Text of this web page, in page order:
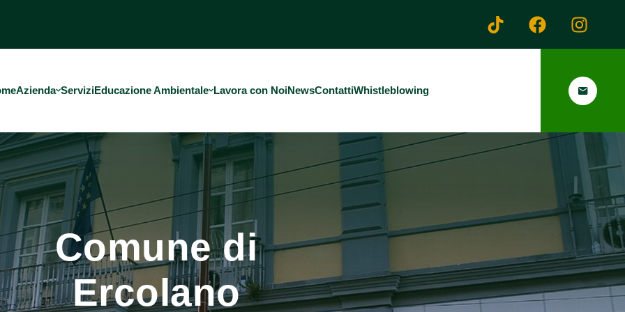
Azienda ServiziEducazione Ambientale Lavora con NoiNewsContattiWhistleblowing
Comune di
Ercolano